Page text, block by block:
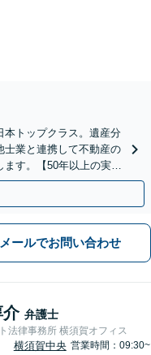
本トップクラス。遺産分
士業と連携して不動産の
す。【50年以上の実績
メールでお問い合わせ
介 弁護士
法律事務所 横須賀オフィス
横須賀中央 営業時間：09:30~